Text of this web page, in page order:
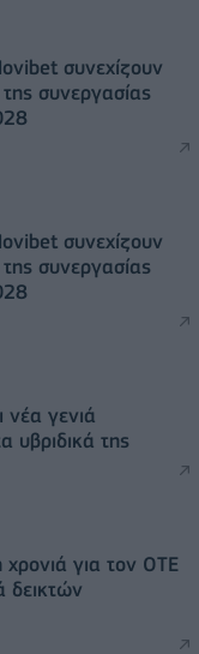
συνεχίζουν
συνεργασίας
συνεχίζουν
συνεργασίας
γενιά
υβριδικά της
για τον ΟΤΕ
δεικτών